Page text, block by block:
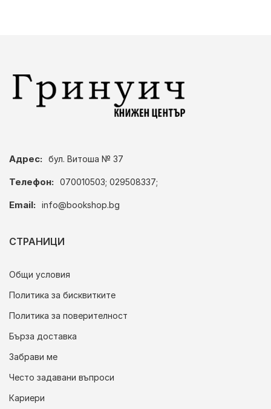
Адрес: бул. Витоша № 37
Телефон: 070010503; 029508337;
Email: info@bookshop.bg
СТРАНИЦИ
Общи условия
Политика за бисквитките
Политика за поверителност
Бърза доставка
Забрави ме
Често задавани въпроси
Кариери